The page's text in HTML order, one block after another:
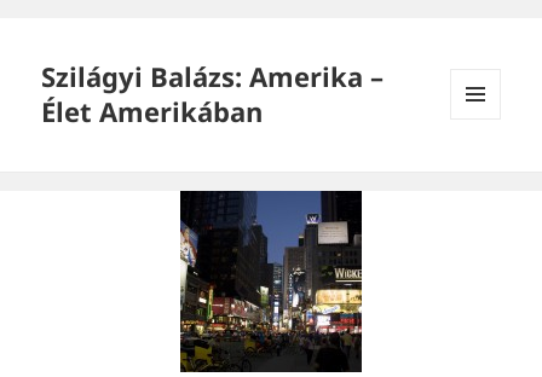
Szilágyi Balázs: Amerika –
Élet Amerikában